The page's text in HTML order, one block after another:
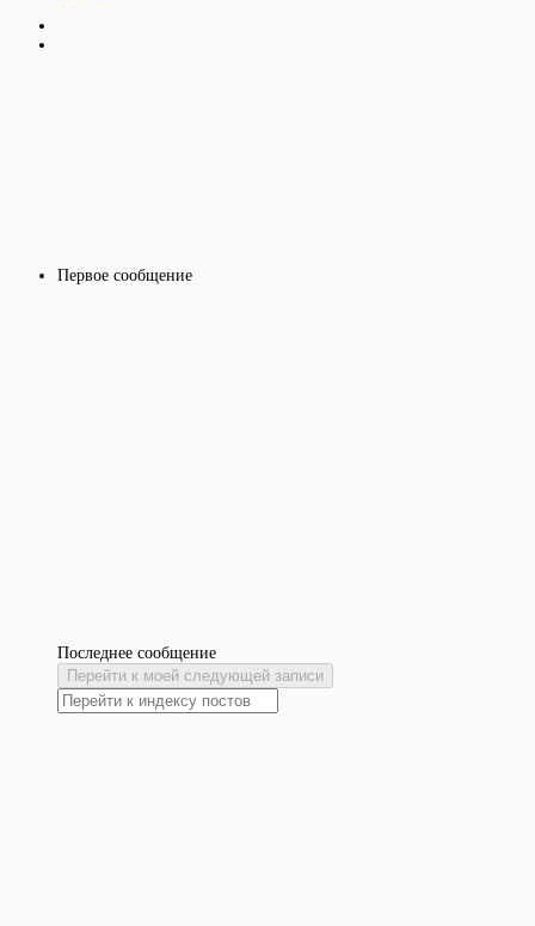
Первое сообщение
Последнее сообщение
Перейти к моей следующей записи